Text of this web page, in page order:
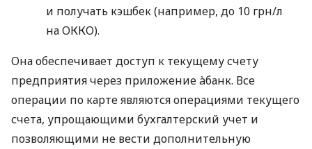
и получать кэшбек (например, до 10 грн/л
на ОККО).
Она обеспечивает доступ к текущему счету
предприятия через приложение àбанк. Все
операции по карте являются операциями текущего
счета, упрощающими бухгалтерский учет и
позволяющими не вести дополнительную